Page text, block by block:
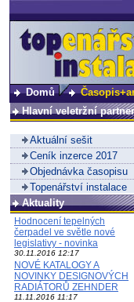
Domů
Hlavní veletržní partner
Aktuální sešit
Ceník inzerce 2017
Objednávka časopisu
Topenářství instalace
Aktuality
Hodnocení tepelných
čerpadel ve světle nové
legislativy - novinka
30.11.2016 12:17
NOVÉ KATALOGY A
NOVINKY DESIGNOVÝCH
RADIÁTORŮ ZEHNDER
11.11.2016 11:17